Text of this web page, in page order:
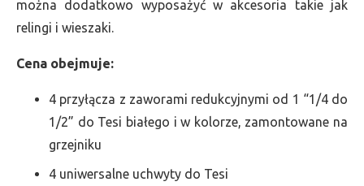
można dodatkowo wyposażyć w akcesoria takie jak
relingi i wieszaki.
Cena obejmuje:
4 przyłącza z zaworami redukcyjnymi od 1 “1/4 do
1/2” do Tesi białego i w kolorze, zamontowane na
grzejniku
4 uniwersalne uchwyty do Tesi